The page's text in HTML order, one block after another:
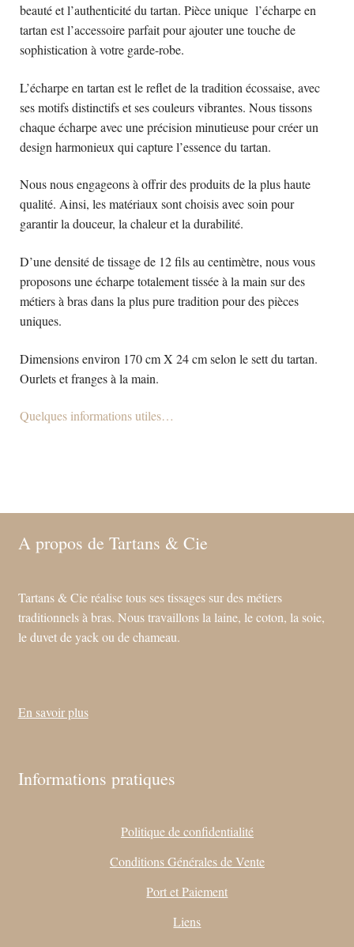
beauté et l’authenticité du tartan. Pièce unique l’écharpe en
tartan est l’accessoire parfait pour ajouter une touche de
sophistication à votre garde-robe.
L’écharpe en tartan est le reflet de la tradition écossaise, avec
ses motifs distinctifs et ses couleurs vibrantes. Nous tissons
chaque écharpe avec une précision minutieuse pour créer un
design harmonieux qui capture l’essence du tartan.
Nous nous engageons à offrir des produits de la plus haute
qualité. Ainsi, les matériaux sont choisis avec soin pour
garantir la douceur, la chaleur et la durabilité.
D’une densité de tissage de 12 fils au centimètre, nous vous
proposons une écharpe totalement tissée à la main sur des
métiers à bras dans la plus pure tradition pour des pièces
uniques.
Dimensions environ 170 cm X 24 cm selon le sett du tartan.
Ourlets et franges à la main.
Quelques informations utiles…
A propos de Tartans & Cie
Tartans & Cie réalise tous ses tissages sur des métiers
traditionnels à bras. Nous travaillons la laine, le coton, la soie,
le duvet de yack ou de chameau.
En savoir plus
Informations pratiques
Politique de confidentialité
Conditions Générales de Vente
Port et Paiement
Liens